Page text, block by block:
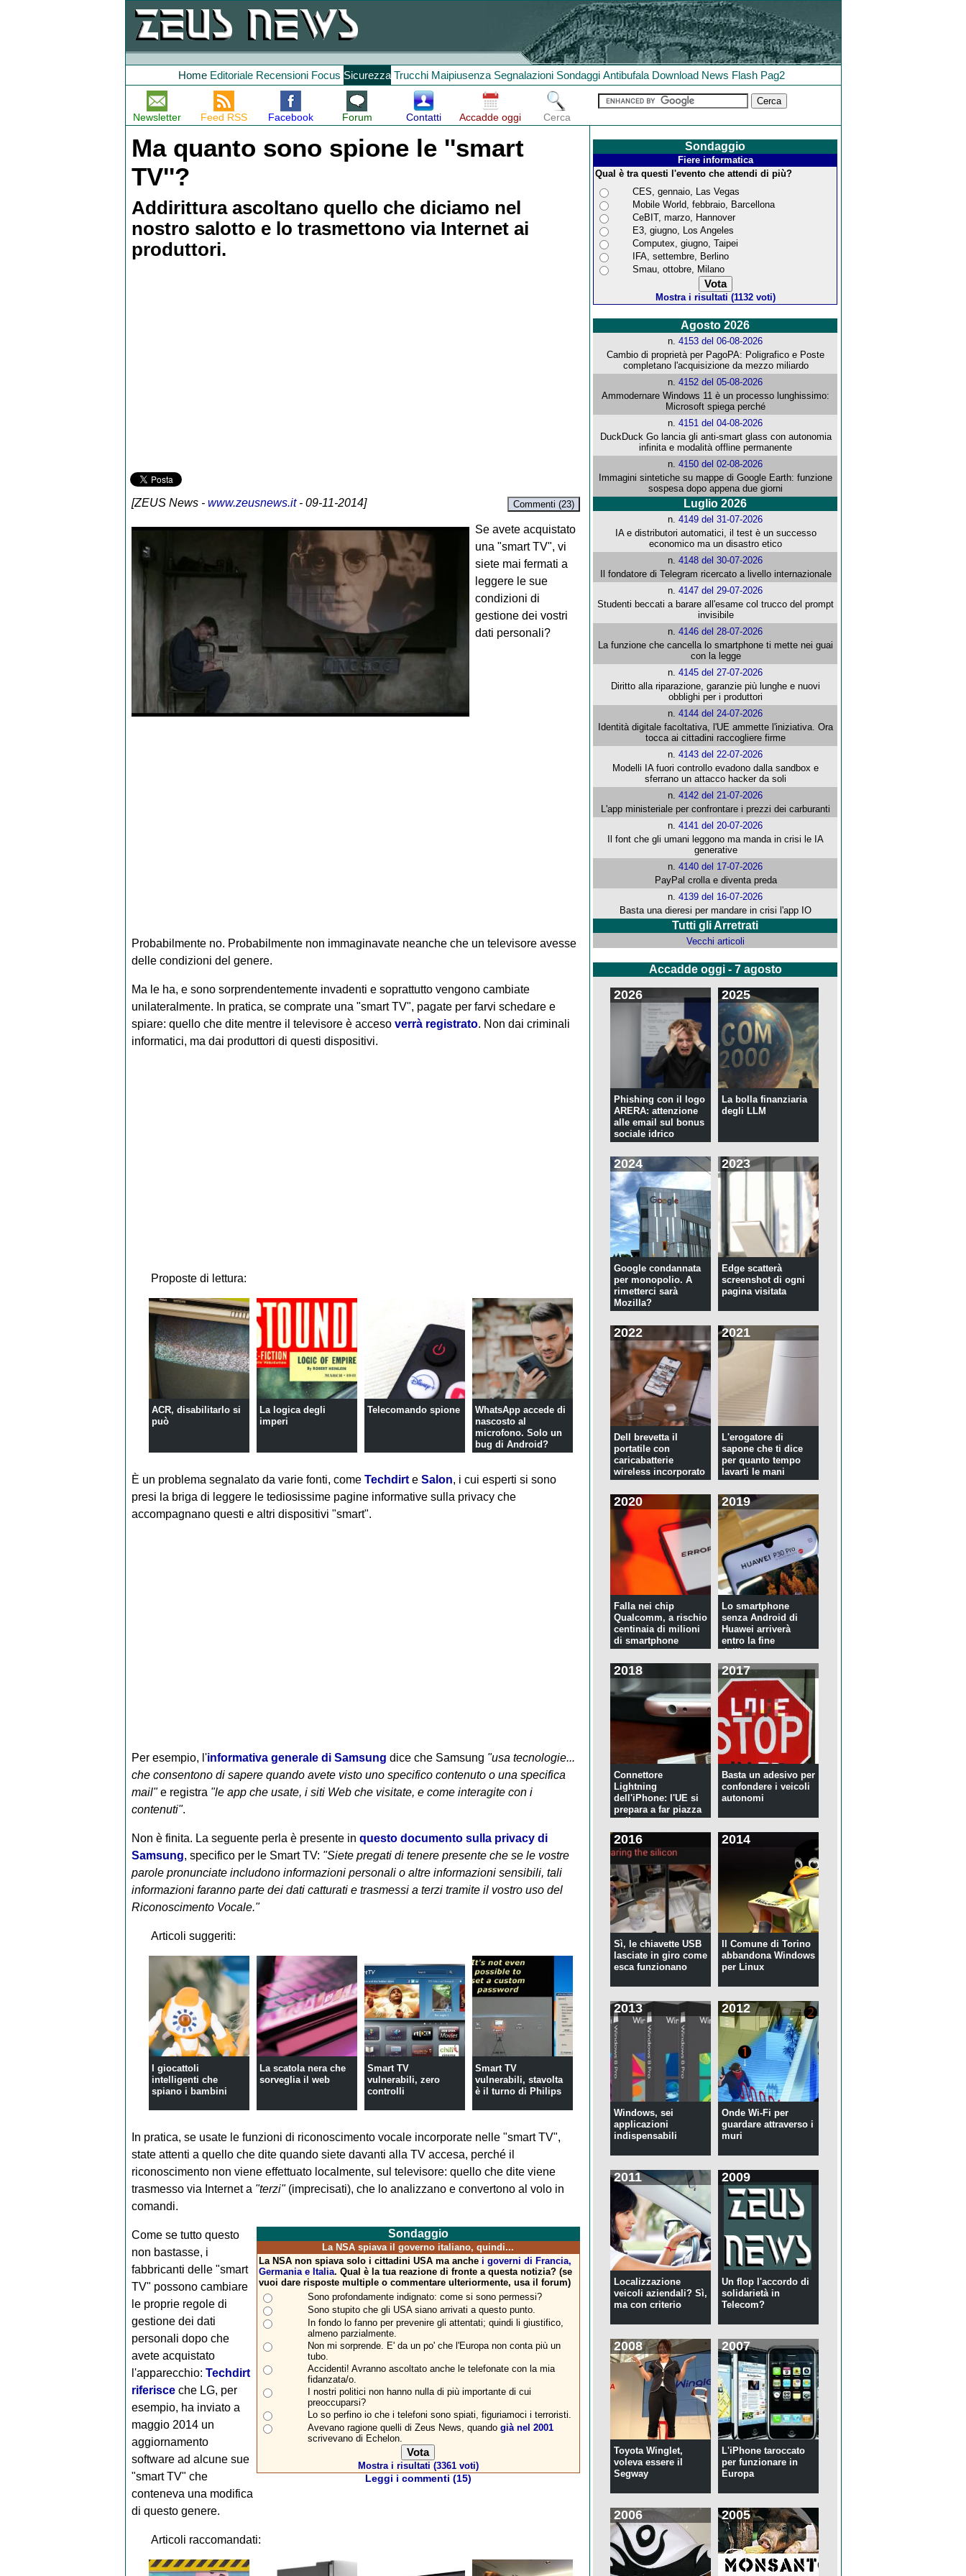
Home Editoriale Recensioni Focus Sicurezza Trucchi Maipiusenza Segnalazioni Sondaggi Antibufala Download News Flash Pag2
Newsletter Feed RSS Facebook Forum Contatti Accadde oggi Cerca
Ma quanto sono spione le ''smart
TV''?
Addirittura ascoltano quello che diciamo nel
nostro salotto e lo trasmettono via Internet ai
produttori.
[ZEUS News- www.zeusnews.it- 09-11-2014] Commenti (23)
Se avete acquistato
una "smart TV", vi
siete mai fermati a
leggere le sue
condizioni di
gestione dei vostri
dati personali?
Probabilmente no. Probabilmente non immaginavate neanche che un televisore avesse
delle condizioni del genere.
Ma le ha, e sono sorprendentemente invadenti e soprattutto vengono cambiate
unilateralmente. In pratica, se comprate una "smart TV", pagate per farvi schedare e
spiare: quello che dite mentre il televisore è acceso verrà registrato. Non dai criminali
informatici, ma dai produttori di questi dispositivi.
Proposte di lettura:
ACR, disabilitarlo si
può
La logica degli
imperi
Telecomando spione
WhatsApp accede di
nascosto al
microfono. Solo un
bug di Android?
È un problema segnalato da varie fonti, come Techdirte Salon, i cui esperti si sono
presi la briga di leggere le tediosissime pagine informative sulla privacy che
accompagnano questi e altri dispositivi "smart".
Per esempio, l'informativa generale di Samsung dice che Samsung "usa tecnologie...
che consentono di sapere quando avete visto uno specifico contenuto o una specifica
mail"e registra "le app che usate, i siti Web che visitate, e come interagite con i
contenuti".
Non è finita. La seguente perla è presente in questo documento sulla privacy di
Samsung, specifico per le Smart TV: "Siete pregati di tenere presente che se le vostre
parole pronunciate includono informazioni personali o altre informazioni sensibili, tali
informazioni faranno parte dei dati catturati e trasmessi a terzi tramite il vostro uso del
Riconoscimento Vocale."
Articoli suggeriti:
I giocattoli
intelligenti che
spiano i bambini
La scatola nera che
sorveglia il web
Smart TV
vulnerabili, zero
controlli
Smart TV
vulnerabili, stavolta
è il turno di Philips
In pratica, se usate le funzioni di riconoscimento vocale incorporate nelle "smart TV",
state attenti a quello che dite quando siete davanti alla TV accesa, perché il
riconoscimento non viene effettuato localmente, sul televisore: quello che dite viene
trasmesso via Internet a "terzi"(imprecisati), che lo analizzano e convertono al volo in
comandi.
Sondaggio
La NSA spiava il governo italiano, quindi...
La NSA non spiava solo i cittadini USA ma anche i governi di Francia,
Germania e Italia. Qual è la tua reazione di fronte a questa notizia? (se
vuoi dare risposte multiple o commentare ulteriormente, usa il forum)
Sono profondamente indignato: come si sono permessi?
Sono stupito che gli USA siano arrivati a questo punto.
In fondo lo fanno per prevenire gli attentati; quindi li giustifico,
almeno parzialmente.
Non mi sorprende. E' da un po' che l'Europa non conta più un
tubo.
Accidenti! Avranno ascoltato anche le telefonate con la mia
fidanzata/o.
I nostri politici non hanno nulla di più importante di cui
preoccuparsi?
Lo so perfino io che i telefoni sono spiati, figuriamoci i terroristi.
Avevano ragione quelli di Zeus News, quando già nel 2001
scrivevano di Echelon.
Mostra i risultati (3361 voti)
Leggi i commenti (15)
Come se tutto questo
non bastasse, i
fabbricanti delle "smart
TV" possono cambiare
le proprie regole di
gestione dei dati
personali dopo che
avete acquistato
l'apparecchio: Techdirt
riferisceche LG, per
esempio, ha inviato a
maggio 2014 un
aggiornamento
software ad alcune sue
"smart TV" che
conteneva una modifica
di questo genere.
Articoli raccomandati:
Sondaggio
Fiere informatica
Qual è tra questi l'evento che attendi di più?
CES, gennaio, Las Vegas
Mobile World, febbraio, Barcellona
CeBIT, marzo, Hannover
E3, giugno, Los Angeles
Computex, giugno, Taipei
IFA, settembre, Berlino
Smau, ottobre, Milano
Mostra i risultati (1132 voti)
Agosto 2026
n.4153 del 06-08-2026
Cambio di proprietà per PagoPA: Poligrafico e Poste
completano l'acquisizione da mezzo miliardo
n.4152 del 05-08-2026
Ammodernare Windows 11 è un processo lunghissimo:
Microsoft spiega perché
n.4151 del 04-08-2026
DuckDuck Go lancia gli anti-smart glass con autonomia
infinita e modalità offline permanente
n.4150 del 02-08-2026
Immagini sintetiche su mappe di Google Earth: funzione
sospesa dopo appena due giorni
Luglio 2026
n.4149 del 31-07-2026
IA e distributori automatici, il test è un successo
economico ma un disastro etico
n.4148 del 30-07-2026
Il fondatore di Telegram ricercato a livello internazionale
n.4147 del 29-07-2026
Studenti beccati a barare all'esame col trucco del prompt
invisibile
n.4146 del 28-07-2026
La funzione che cancella lo smartphone ti mette nei guai
con la legge
n.4145 del 27-07-2026
Diritto alla riparazione, garanzie più lunghe e nuovi
obblighi per i produttori
n.4144 del 24-07-2026
Identità digitale facoltativa, l'UE ammette l'iniziativa. Ora
tocca ai cittadini raccogliere firme
n.4143 del 22-07-2026
Modelli IA fuori controllo evadono dalla sandbox e
sferrano un attacco hacker da soli
n.4142 del 21-07-2026
L'app ministeriale per confrontare i prezzi dei carburanti
n.4141 del 20-07-2026
Il font che gli umani leggono ma manda in crisi le IA
generative
n.4140 del 17-07-2026
PayPal crolla e diventa preda
n.4139 del 16-07-2026
Basta una dieresi per mandare in crisi l'app IO
Tutti gli Arretrati
Vecchi articoli
Accadde oggi - 7 agosto
2026
Phishing con il logo
ARERA: attenzione
alle email sul bonus
sociale idrico
2025
La bolla finanziaria
degli LLM
2024
Google condannata
per monopolio. A
rimetterci sarà
Mozilla?
2023
Edge scatterà
screenshot di ogni
pagina visitata
2022
Dell brevetta il
portatile con
caricabatterie
wireless incorporato
2021
L'erogatore di
sapone che ti dice
per quanto tempo
lavarti le mani
2020
Falla nei chip
Qualcomm, a rischio
centinaia di milioni
di smartphone
2019
Lo smartphone
senza Android di
Huawei arriverà
entro la fine
dell'anno
2018
Connettore
Lightning
dell'iPhone: l'UE si
prepara a far piazza
pulita
2017
Basta un adesivo per
confondere i veicoli
autonomi
2016
Sì, le chiavette USB
lasciate in giro come
esca funzionano
2014
Il Comune di Torino
abbandona Windows
per Linux
2013
Windows, sei
applicazioni
indispensabili
2012
Onde Wi-Fi per
guardare attraverso i
muri
2011
Localizzazione
veicoli aziendali? Sì,
ma con criterio
2009
Un flop l'accordo di
solidarietà in
Telecom?
2008
Toyota Winglet,
voleva essere il
Segway
2007
L'iPhone taroccato
per funzionare in
Europa
2006 2005